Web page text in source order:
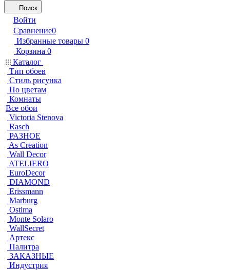
Поиск
Войти
Сравнение0
Избранные товары 0
Корзина 0
Каталог
Тип обоев
Стиль рисунка
По цветам
Комнаты
Все обои
Victoria Stenova
Rasch
РАЗНОЕ
As Creation
Wall Decor
ATELIERO
EuroDecor
DIAMOND
Erissmann
Marburg
Ostima
Monte Solaro
WallSecret
Артекс
Палитра
ЗАКАЗНЫЕ
Индустрия